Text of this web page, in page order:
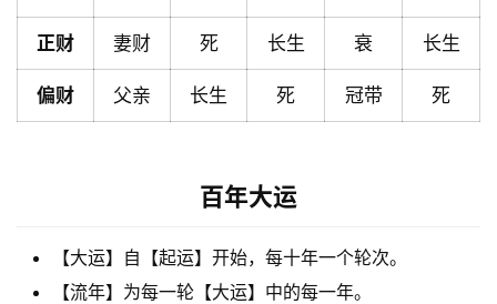
命
登录 注册
正财 妻财 死 长生 衰 长生
偏财 父亲 长生 死 冠带 死
百年大运
【大运】自【起运】开始，每十年一个轮次。
【流年】为每一轮【大运】中的每一年。